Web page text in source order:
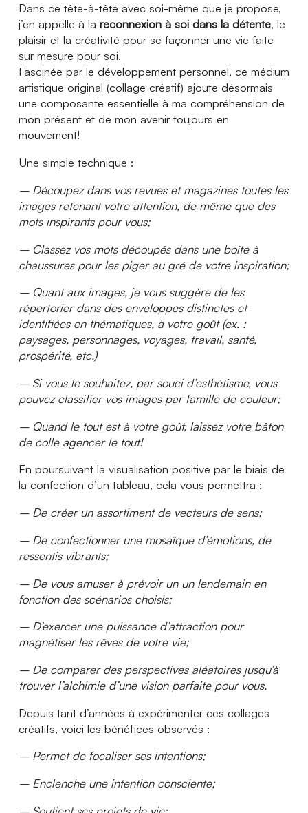
Dans ce tête-à-tête avec soi-même que je propose,
j’en appelle à la reconnexion à soi dans la détente, le
plaisir et la créativité pour se façonner une vie faite
sur mesure pour soi.
Fascinée par le développement personnel, ce médium
artistique original (collage créatif) ajoute désormais
une composante essentielle à ma compréhension de
mon présent et de mon avenir toujours en
mouvement!
Une simple technique :
– Découpez dans vos revues et magazines toutes les
images retenant votre attention, de même que des
mots inspirants pour vous;
– Classez vos mots découpés dans une boîte à
chaussures pour les piger au gré de votre inspiration;
– Quant aux images, je vous suggère de les
répertorier dans des enveloppes distinctes et
identifiées en thématiques, à votre goût (ex. :
paysages, personnages, voyages, travail, santé,
prospérité, etc.)
– Si vous le souhaitez, par souci d’esthétisme, vous
pouvez classifier vos images par famille de couleur;
– Quand le tout est à votre goût, laissez votre bâton
de colle agencer le tout!
En poursuivant la visualisation positive par le biais de
la confection d’un tableau, cela vous permettra :
– De créer un assortiment de vecteurs de sens;
– De confectionner une mosaïque d’émotions, de
ressentis vibrants;
– De vous amuser à prévoir un un lendemain en
fonction des scénarios choisis;
– D’exercer une puissance d’attraction pour
magnétiser les rêves de votre vie;
– De comparer des perspectives aléatoires jusqu’à
trouver l’alchimie d’une vision parfaite pour vous.
Depuis tant d’années à expérimenter ces collages
créatifs, voici les bénéfices observés :
– Permet de focaliser ses intentions;
– Enclenche une intention consciente;